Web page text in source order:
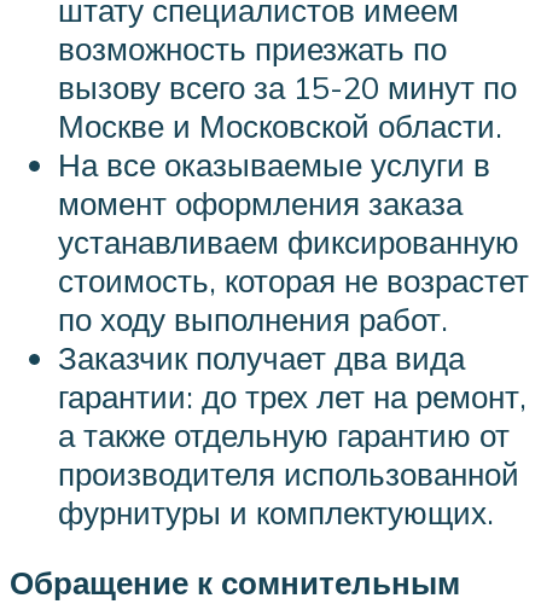
штату специалистов имеем
возможность приезжать по
вызову всего за 15-20 минут по
Москве и Московской области.
На все оказываемые услуги в
момент оформления заказа
устанавливаем фиксированную
стоимость, которая не возрастет
по ходу выполнения работ.
Заказчик получает два вида
гарантии: до трех лет на ремонт,
а также отдельную гарантию от
производителя использованной
фурнитуры и комплектующих.
Обращение к сомнительным